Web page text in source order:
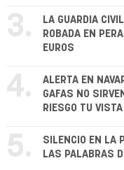
3.
LA GUARDIA
ROBADA EN
EUROS
4.
ALERTA EN
GAFAS NO
RIESGO TU VISTA
5.
SILENCIO EN LA
LAS PALABRAS